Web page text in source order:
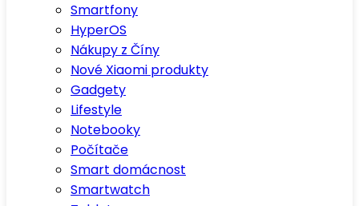
Smartfony
HyperOS
Nákupy z Číny
Nové Xiaomi produkty
Gadgety
Lifestyle
Notebooky
Počítače
Smart domácnost
Smartwatch